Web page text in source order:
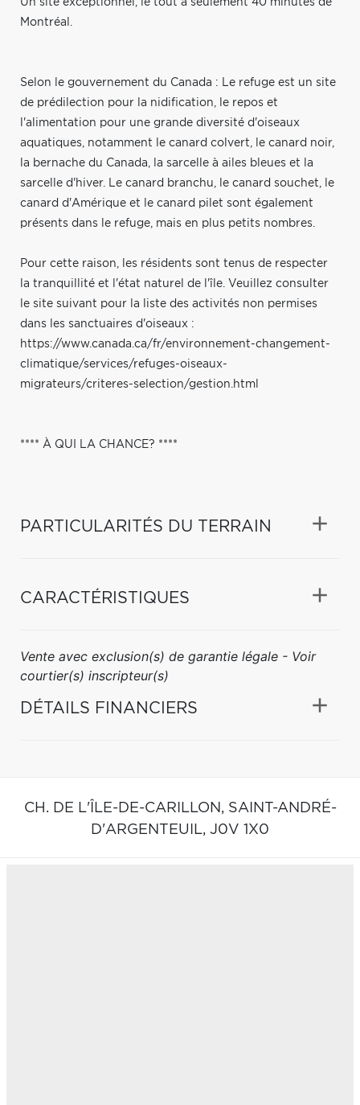
Un site exceptionnel, le tout à seulement 40 minutes de
Montréal.
Selon le gouvernement du Canada : Le refuge est un site
de prédilection pour la nidification, le repos et
l'alimentation pour une grande diversité d'oiseaux
aquatiques, notamment le canard colvert, le canard noir,
la bernache du Canada, la sarcelle à ailes bleues et la
sarcelle d'hiver. Le canard branchu, le canard souchet, le
canard d'Amérique et le canard pilet sont également
présents dans le refuge, mais en plus petits nombres.
Pour cette raison, les résidents sont tenus de respecter
la tranquillité et l'état naturel de l'île. Veuillez consulter
le site suivant pour la liste des activités non permises
dans les sanctuaires d'oiseaux :
https://www.canada.ca/fr/environnement-changement-
climatique/services/refuges-oiseaux-
migrateurs/criteres-selection/gestion.html
**** À QUI LA CHANCE? ****
PARTICULARITÉS DU TERRAIN
CARACTÉRISTIQUES
Vente avec exclusion(s) de garantie légale - Voir
courtier(s) inscripteur(s)
DÉTAILS FINANCIERS
CH. DE L'ÎLE-DE-CARILLON, SAINT-ANDRÉ-
D'ARGENTEUIL, J0V 1X0